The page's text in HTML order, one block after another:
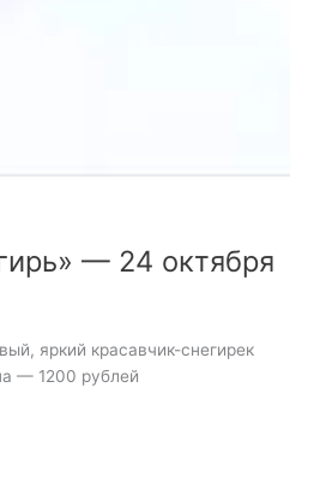
— 24 октября
яркий красавчик-снегирек
— 1200 рублей